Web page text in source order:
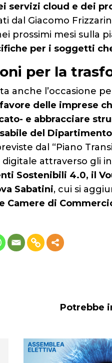
servizi cloud e dei
dal Giacomo
prossimi mesi sulla
per i soggetti
per la
anche l’occasione
delle imprese
e abbracciare
del
dal “Piano
attraverso gli
Sostenibili 4.0, il
Sabatini, cui si
Camere di
Potrebbe